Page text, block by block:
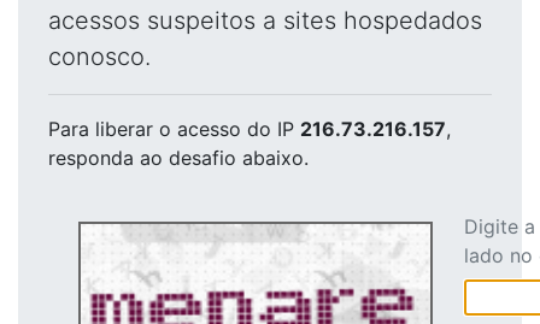
acessos suspeitos a sites hospedados
conosco.
Para liberar o acesso do IP 216.73.216.157,
responda ao desafio abaixo.
Digite
lado no